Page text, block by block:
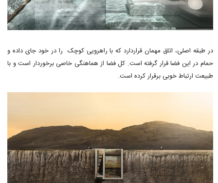
در طبقه اصلی، اتاق مهمان قراردارد که با راهرویی کوچک را در خود جای داده و
حمام در این فضا قرار گرفته است. کل فضا از هماهنگی خاصی برخوردار است و با
طبیعت ارتباط خوبی برقرار کرده است.